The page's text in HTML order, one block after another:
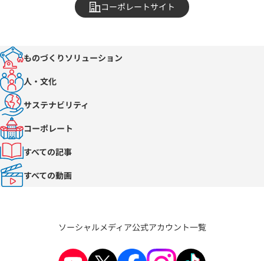
コーポレートサイト
ものづくりソリューション
人・文化
サステナビリティ
コーポレート
すべての記事
すべての動画
ソーシャルメディア公式アカウント一覧